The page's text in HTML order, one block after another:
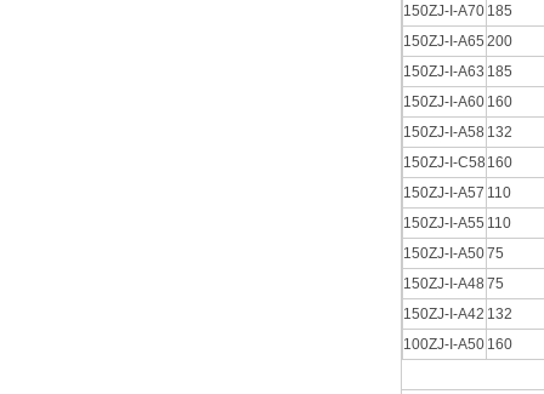
150ZJ-I-A70 185
150ZJ-I-A65 200
150ZJ-I-A63 185
150ZJ-I-A60 160
150ZJ-I-A58 132
150ZJ-I-C58 160
150ZJ-I-A57 110
150ZJ-I-A55 110
150ZJ-I-A5075
150ZJ-I-A48 75
150ZJ-I-A42 132
100ZJ-I-A50 160